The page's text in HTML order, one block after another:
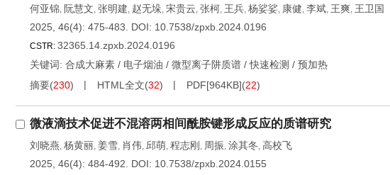
何亚锦, 阮慧文, 张明建, 赵无垛, 宋贵云, 张柯, 王兵, 杨娑娑, 康健, 李斌, 王爽, 王卫国
2025, 46(4): 475-483.
DOI: 10.7538/zpxb.2024.0196
CSTR: 32365.14.zpxb.2024.0196
关键词: 合成大麻素 / 电子烟油 / 微型离子阱质谱 /快速检测 / 预加热
摘要(230) HTML全文(32) PDF[964KB](22)
微液滴技术促进不混溶两相间酰胺键形成反应的质谱研究
刘晓燕, 杨黄丽, 姜雪, 肖伟, 邱萌, 程志刚 , 周振, 涂其冬, 高校飞
2025, 46(4): 484-492.
DOI: 10.7538/zpxb.2024.0155